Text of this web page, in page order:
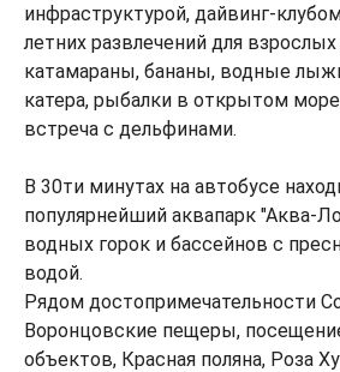
инфраструктурой, дайвинг-
летних развлечений для взрослых
катамараны, бананы, водные
катера, рыбалки в открытом
встреча с дельфинами.
В 30ти минутах на автобусе
популярнейший аквапарк "Аква-
водных горок и бассейнов с
водой.
Рядом достопримечательности
Воронцовские пещеры,
объектов, Красная поляна, Роза